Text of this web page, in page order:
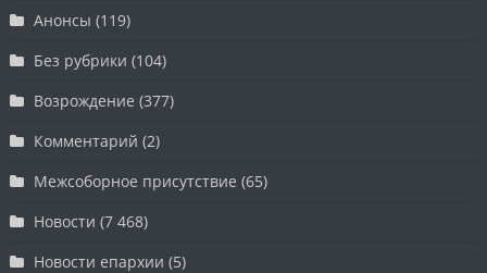
Анонсы (119)
Без рубрики (104)
Возрождение (377)
Комментарий (2)
Межсоборное присутствие (65)
Новости (7 468)
Новости епархии (5)